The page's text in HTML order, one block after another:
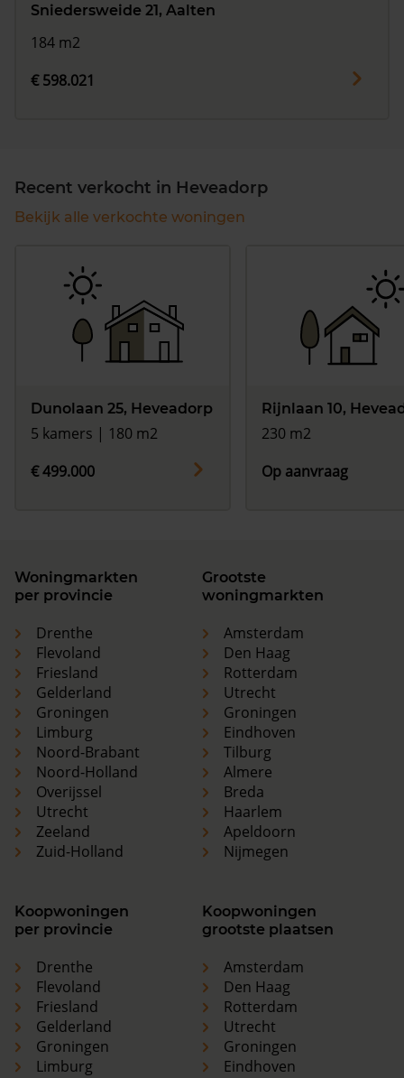
Sniedersweide 21, Aalten
184 m2
€ 598.021
Recent verkocht in Heveadorp
Bekijk alle verkochte woningen
Dunolaan 25, Heveadorp
5 kamers | 180 m2
€ 499.000
Rijnlaan 10,
230 m2
Op aanvraag
Woningmarkten
per provincie
Drenthe
Flevoland
Friesland
Gelderland
Groningen
Limburg
Noord-Brabant
Noord-Holland
Overijssel
Utrecht
Zeeland
Zuid-Holland
Grootste
woningmarkten
Amsterdam
Den Haag
Rotterdam
Utrecht
Groningen
Eindhoven
Tilburg
Almere
Breda
Haarlem
Apeldoorn
Nijmegen
Koopwoningen
per provincie
Drenthe
Flevoland
Friesland
Gelderland
Groningen
Limburg
Koopwoningen
grootste plaatsen
Amsterdam
Den Haag
Rotterdam
Utrecht
Groningen
Eindhoven